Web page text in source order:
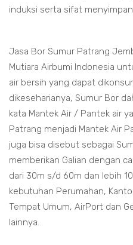
induksi serta sifat
Jasa Bor Sumur Patrang
Mutiara Airbumi Indonesia
air bersih yang dapat
dikeseharianya, Sumur Bor
kata Mantek Air / Pantek air
Patrang menjadi Mantek Air
juga bisa disebut sebagai
memberikan Galian dengan
dari 30m s/d 60m dan lebih
kebutuhan Perumahan,
Tempat Umum, AirPort dan
lainnya.